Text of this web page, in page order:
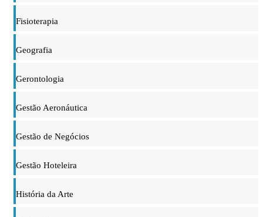
Fisioterapia
Geografia
Gerontologia
Gestão Aeronáutica
Gestão de Negócios
Gestão Hoteleira
História da Arte